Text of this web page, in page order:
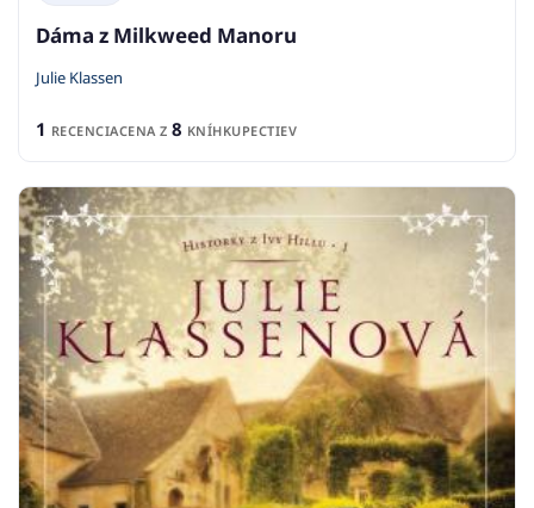
Dáma z Milkweed Manoru
Julie Klassen
1 RECENCIACENA Z 8 KNÍHKUPECTIEV